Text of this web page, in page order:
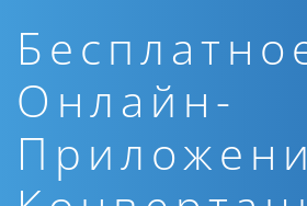
Онлайн-